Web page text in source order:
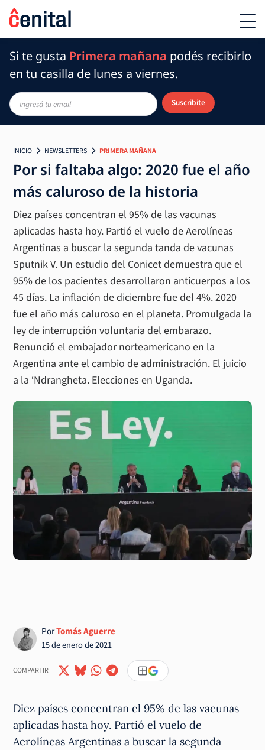
Si te gusta Primera mañana podés recibirlo
en tu casilla de lunes a viernes.
Suscribite
INICIO NEWSLETTERS PRIMERA MAÑANA
Por si faltaba algo: 2020 fue el año
más caluroso de la historia
Diez países concentran el 95% de las vacunas
aplicadas hasta hoy. Partió el vuelo de Aerolíneas
Argentinas a buscar la segunda tanda de vacunas
Sputnik V. Un estudio del Conicet demuestra que el
95% de los pacientes desarrollaron anticuerpos a los
45 días. La inflación de diciembre fue del 4%. 2020
fue el año más caluroso en el planeta. Promulgada la
ley de interrupción voluntaria del embarazo.
Renunció el embajador norteamericano en la
Argentina ante el cambio de administración. El juicio
a la ‘Ndrangheta. Elecciones en Uganda.
PorTomás Aguerre
15 de enero de 2021
COMPARTIR
Diez países concentran el 95% de las vacunas
aplicadas hasta hoy. Partió el vuelo de
Aerolíneas Argentinas a buscar la segunda